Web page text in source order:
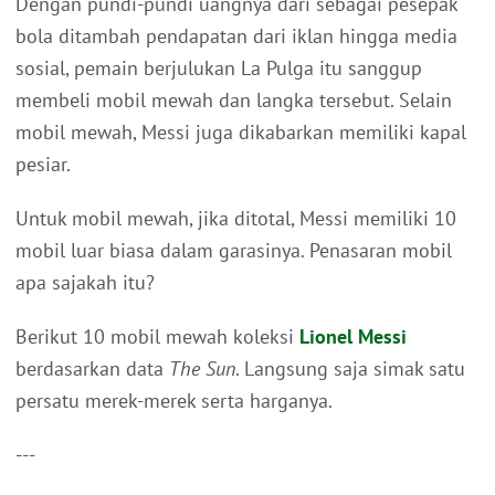
bola ditambah pendapatan dari iklan hingga media
sosial, pemain berjulukan La Pulga itu sanggup
membeli mobil mewah dan langka tersebut. Selain
mobil mewah, Messi juga dikabarkan memiliki kapal
pesiar.
Untuk mobil mewah, jika ditotal, Messi memiliki 10
mobil luar biasa dalam garasinya. Penasaran mobil
apa sajakah itu?
Berikut 10 mobil mewah koleksi Lionel Messi
berdasarkan data The Sun. Langsung saja simak satu
persatu merek-merek serta harganya.
---